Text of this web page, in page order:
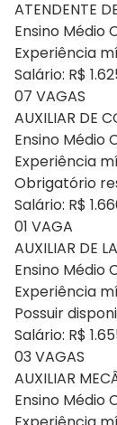
ATENDENTE
Ensino Médio
Experiência
Salário: R$
07 VAGAS
AUXILIAR DE
Ensino Médio
Experiência
Obrigatório
Salário: R$
01 VAGA
AUXILIAR DE
Ensino Médio
Experiência
Possuir
Salário: R$
03 VAGAS
AUXILIAR
Ensino Médio